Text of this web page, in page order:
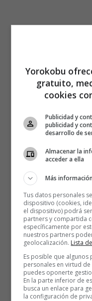
Yorokobu
gratuito,
cookies
Publicidad y
publicidad y
desarrollo de
Almacenar la
acceder a ella
Más información
Tus datos personales
dispositivo (cookies,
el dispositivo) podrá
partners y compartida
específicamente por
nuestros partners
geolocalización. Lista
Es posible que
personales en virtud
puedes oponerte
En la parte inferior de
busca un enlace para
la configuración de